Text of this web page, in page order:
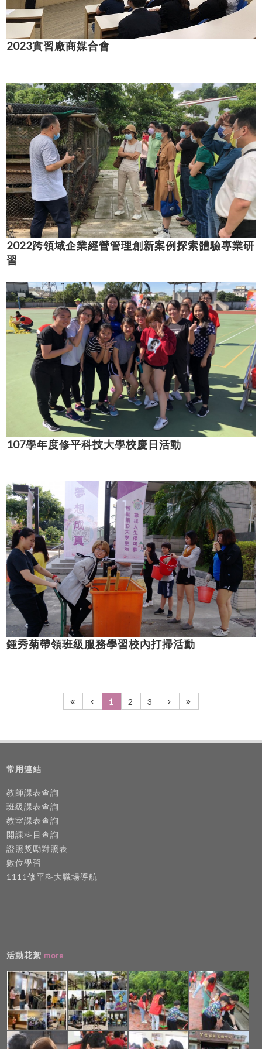
2023實習廠商媒合會
2022跨領域企業經營管理創新案例探索體驗專業研
習
107學年度修平科技大學校慶日活動
鍾秀菊帶領班級服務學習校內打掃活動
1 2 3
常用連結
教師課表查詢
班級課表查詢
教室課表查詢
開課科目查詢
證照獎勵對照表
數位學習
1111修平科大職場導航
活動花絮 more